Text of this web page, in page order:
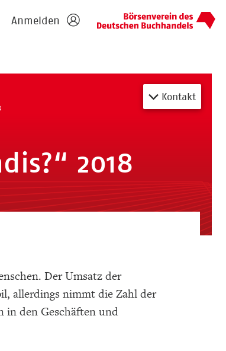
zurücksetzen
Anmelden
Kontakt
2018
Der Umsatz der
allerdings nimmt die Zahl der
in den Geschäften und